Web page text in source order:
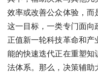
效率或改善公众体验，而
这一目标，一类专门面向
正值新一轮科技革命和产
能的快速迭代正在重塑知
法体系。那么，决策辅助